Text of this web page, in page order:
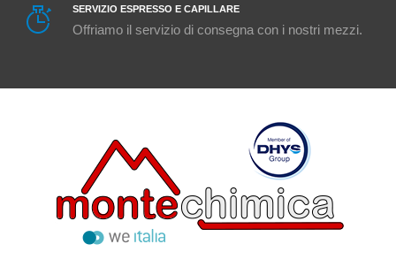
SERVIZIO ESPRESSO E CAPILLARE
Offriamo il servizio di consegna con i nostri mezzi.